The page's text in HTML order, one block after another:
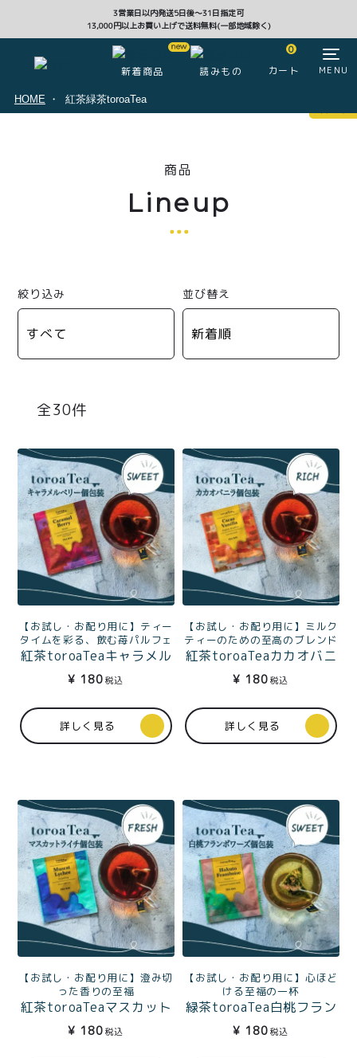
3営業日以内発送5日後〜31日指定可
13,000円以上お買い上げで送料無料(一部地域除く)
新着商品 読みもの
0
カート MENU
商品一覧
セット
お中元
紅茶toroaTea
焼き菓子
メルマガ会員様限定
toroa夏のアウトレッ
トセール
ョコラ
とろ生シュー
クッキー缶
紅茶toroaTeaギフト
お誕生日セット
手さげ袋
季節限定
価格別
TOP
読みもの
会社概要
お問い合わせ
商品
特集記事
メンバー特典
ご利用ガイド
HOME 紅茶緑茶toroaTea
商品
Lineup
絞り込み 並び替え
30
【お試し・お配り用に】ティー
タイムを彩る、飲む苺パルフェ
紅茶toroaTeaキャラメル
ベリー（アッサム）個包
装1杯分
¥ 180税込
詳しく見る
【お試し・お配り用に】ミルク
ティーのための至高のブレンド
紅茶toroaTeaカカオバニ
ラ（イングリッシュ・ブ
レックファースト）個包
装1杯分
¥ 180税込
詳しく見る
【お試し・お配り用に】澄み切
った香りの至福
紅茶toroaTeaマスカット
ライチ（ダージリン）個
包装1杯分
¥ 180税込
【お試し・お配り用に】心ほど
ける至福の一杯
緑茶toroaTea白桃フラン
ボワーズ個包装1杯分
¥ 180税込